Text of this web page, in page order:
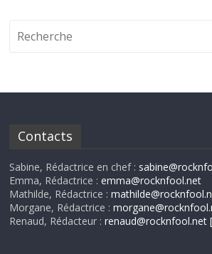
Contacts
Sabine, Rédactrice en chef :
Emma, Rédactrice :emma@rocknfool.net
Mathilde, Rédactrice :
Morgane, Rédactrice :
Renaud, Rédacteur :renaud@rocknfool.net